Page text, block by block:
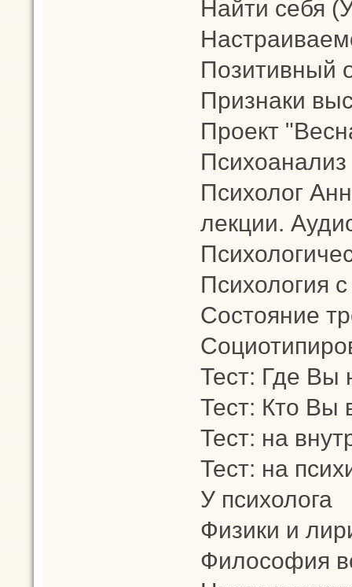
Найти себя
Позитивный
Признаки
Проект
Психоанализ
Психолог
лекции.
Психология
Состояние
Тест: Где Вы
Тест: Кто Вы
Тест: на
Тест: на
У психолога
Физики и
Философия